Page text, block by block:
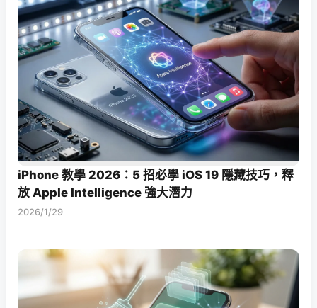
iPhone 教學 2026：5 招必學 iOS 19 隱藏技巧，釋
放 Apple Intelligence 強大潛力
2026/1/29